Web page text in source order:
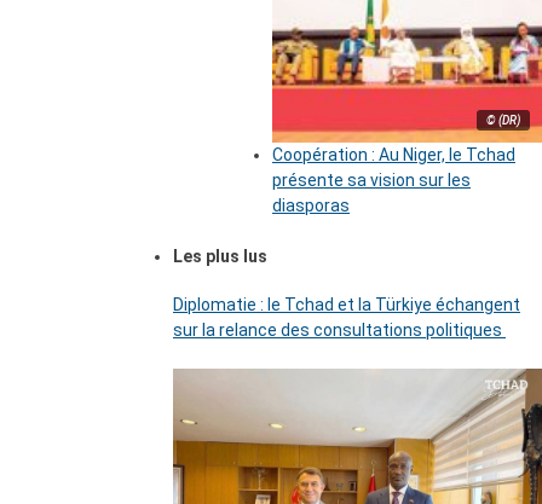
© (DR)
Coopération : Au Niger, le Tchad
présente sa vision sur les
diasporas
Les plus lus
Diplomatie : le Tchad et la Türkiye échangent
sur la relance des consultations politiques